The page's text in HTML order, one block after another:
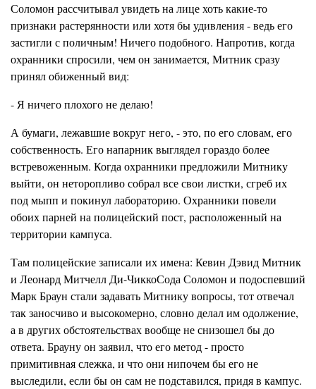
Соломон рассчитывал увидеть на лице хоть какие-то
признаки растерянности или хотя бы удивления - ведь его
застигли с поличным! Ничего подобного. Напротив, когда
охранники спросили, чем он занимается, Митниксразу
принял обиженный вид:
- Я ничего плохого не делаю!
А бумаги, лежавшие вокруг него, - это, по его словам, его
собственность. Его напарник выглядел гораздо более
встревоженным. Когда охранники предложили Митнику
выйти, он неторопливо собрал все свои листки, сгреб их
подмыпп и покинул лабораторию. Охранники повели
обоих парней на полицейский пост, расположенный на
территории кампуса.
Там полицейские записали их имена: Кевин Дэвид Митник
и Леонард Митчелл Ди-ЧиккоСода Соломон и подоспевший
Марк Браун стали задавать Митнику вопросы, тот отвечал
так заносчиво и высокомерно, словно делал им одолжение,
а в других обстоятельствах вообще не снизошел бы до
ответа. Брауну он заявил, что его метод - просто
примитивная слежка, и что они нипочем бы егоне
выследили, если бы он сам неподставился, придя в кампус.